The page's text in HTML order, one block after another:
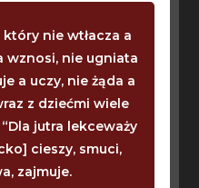
nie wtłacza a
wznosi, nie ugniata
a uczy, nie żąda a
z dziećmi wiele
jutra lekceważy
cieszy, smuci,
zajmuje.